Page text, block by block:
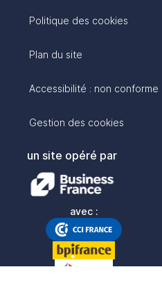
Politique des cookies
Plan du site
Accessibilité : non conforme
Gestion des cookies
un site opéré par
avec :